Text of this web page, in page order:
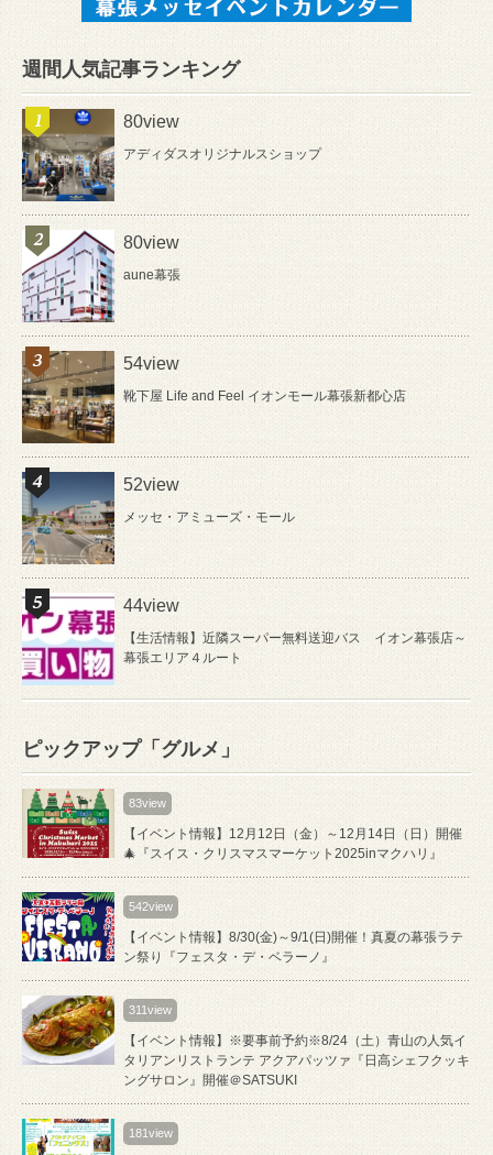
週間人気記事ランキング
80view
アディダスオリジナルスショップ
80view
aune幕張
54view
靴下屋 Life and Feel イオンモール幕張新都心店
52view
メッセ・アミューズ・モール
44view
【生活情報】近隣スーパー無料送迎バス イオン幕張店～
幕張エリア４ルート
ピックアップ「グルメ」
83view
【イベント情報】12月12日（金）～12月14日（日）開催
🎄『スイス・クリスマスマーケット2025inマクハリ』
542view
【イベント情報】8/30(金)～9/1(日)開催！真夏の幕張ラテ
ン祭り『フェスタ・デ・ベラーノ』
311view
【イベント情報】※要事前予約※8/24（土）青山の人気イ
タリアンリストランテ アクアパッツァ『日高シェフクッキ
ングサロン』開催＠SATSUKI
181view